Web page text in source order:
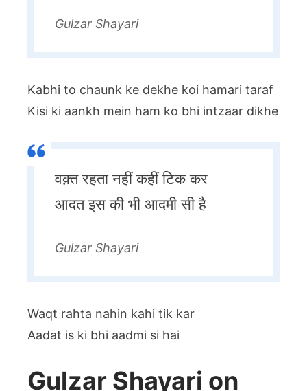
Gulzar Shayari
Kabhi to chaunk ke dekhe koi hamari taraf
Kisi ki aankh mein ham ko bhi intzaar dikhe
वक़्त रहता नहीं कहीं टिक कर
आदत इस की भी आदमी सी है
Gulzar Shayari
Waqt rahta nahin kahi tik kar
Aadat is ki bhi aadmi si hai
Gulzar Shayari on